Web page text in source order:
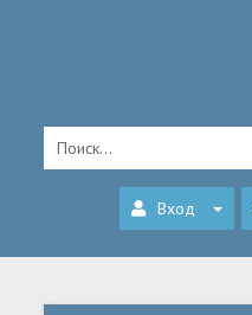
Вход